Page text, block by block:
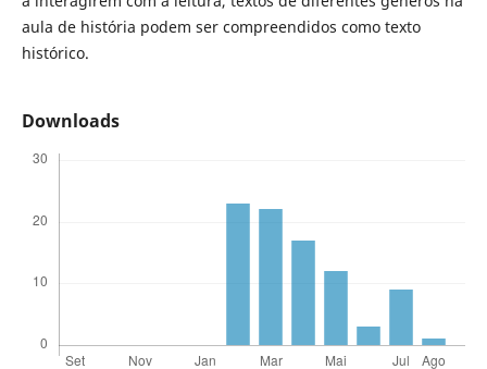
aula de história podem ser compreendidos como texto
histórico.
Downloads